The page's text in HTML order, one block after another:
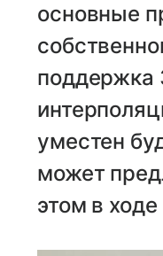
основные
поддержка
уместен
может
этом в